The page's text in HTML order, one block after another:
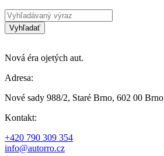
Vyhľadať
Nová éra ojetých aut.
Adresa:
Nové sady 988/2, Staré Brno, 602 00 Brno
Kontakt:
+420 790 309 354
info@autorro.cz